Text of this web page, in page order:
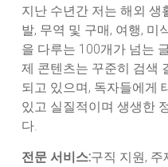
지난 수년간 저는 해외 생
발, 무역 및 구매, 여행, 미
을 다루는 100개가 넘는
제 콘텐츠는 꾸준히 검색
되고 있으며, 독자들에게
있고 실질적이며 생생한
다.
전문 서비스:구직 지원, 주